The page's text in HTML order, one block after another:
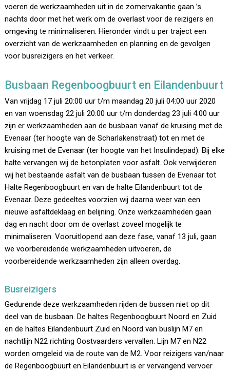
voeren de werkzaamheden uit in de zomervakantie gaan ’s
nachts door met het werk om de overlast voor de reizigers en
omgeving te minimaliseren. Hieronder vindt u per traject een
overzicht van de werkzaamheden en planning en de gevolgen
voor busreizigers en het verkeer.
Busbaan Regenboogbuurt en Eilandenbuurt
Van vrijdag 17 juli 20:00 uur t/m maandag 20 juli 04:00 uur 2020
en van woensdag 22 juli 20:00 uur t/m donderdag 23 juli 4:00 uur
zijn er werkzaamheden aan de busbaan vanaf de kruising met de
Evenaar (ter hoogte van de Scharlakenstraat) tot en met de
kruising met de Evenaar (ter hoogte van het Insulindepad). Bij elke
halte vervangen wij de betonplaten voor asfalt. Ook verwijderen
wij het bestaande asfalt van de busbaan tussen de Evenaar tot
Halte Regenboogbuurt en van de halte Eilandenbuurt tot de
Evenaar. Deze gedeeltes voorzien wij daarna weer van een
nieuwe asfaltdeklaag en belijning. Onze werkzaamheden gaan
dag en nacht door om de overlast zoveel mogelijk te
minimaliseren. Vooruitlopend aan deze fase, vanaf 13 juli, gaan
we voorbereidende werkzaamheden uitvoeren, de
voorbereidende werkzaamheden zijn alleen overdag.
Busreizigers
Gedurende deze werkzaamheden rijden de bussen niet op dit
deel van de busbaan. De haltes Regenboogbuurt Noord en Zuid
en de haltes Eilandenbuurt Zuid en Noord van buslijn M7 en
nachtlijn N22 richting Oostvaarders vervallen. Lijn M7 en N22
worden omgeleid via de route van de M2. Voor reizigers van/naar
de Regenboogbuurt en Eilandenbuurt is er vervangend vervoer